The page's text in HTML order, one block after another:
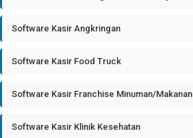
Software Kasir Angkringan
Software Kasir Food Truck
Software Kasir Franchise Minuman/Makanan
Software Kasir Klinik Kesehatan